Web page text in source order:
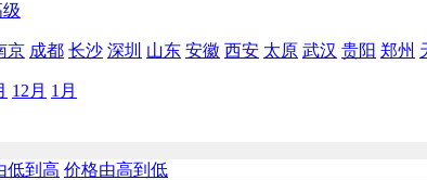
京 成都 长沙 深圳 山东 安徽 西安 太原 武汉 贵阳 郑州
12月 1月
低到高 价格由高到低